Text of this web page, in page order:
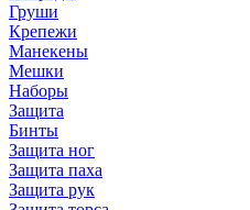
Груши
Крепежи
Манекены
Мешки
Наборы
Защита
Бинты
Защита ног
Защита паха
Защита рук